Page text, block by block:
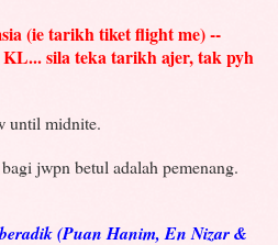
(ie tarikh tiket flight me) --
sila teka tarikh ajer, tak pyh
until midnite.
jwpn betul adalah pemenang.
(Puan Hanim, En Nizar &